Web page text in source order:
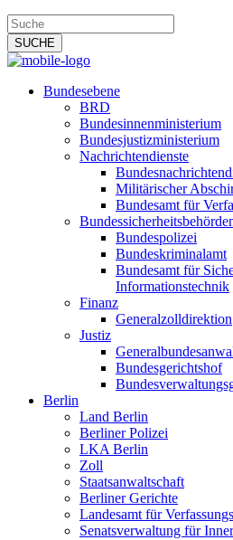
Bundesebene
BRD
Bundesinnenministerium
Bundesjustizministerium
Nachrichtendienste
Militärischer
Bundesamt für
Bundespolizei
Bundeskriminalamt
Bundesamt für
Informationstechnik
Finanz
Generalzolldirektion
Justiz
Bundesgerichtshof
Berlin
Land Berlin
Berliner Polizei
LKA Berlin
Zoll
Staatsanwaltschaft
Berliner Gerichte
Landesamt für
Senatsverwaltung für